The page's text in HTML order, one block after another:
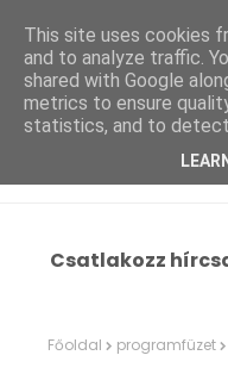
Csatlakozz
Főoldal programfüzet
This site uses cookies
and to analyze traffic.
shared with Google
metrics to ensure
statistics, and to detect